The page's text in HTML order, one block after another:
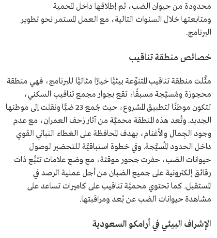
محدودة من حيوان الضب، ثم إطلاقها داخل المحمية
ومتابعتها خلال السنوات التالية، مع العمل المستمر نحو تطوير
البرنامج.
خصائص منطقة تناقيب
مثَّلت منطقة تناقيب المتنوِّعة بيئيًّا خيارًا مثاليًّا للبرنامج، فهي منطقة
محجوزة ومُسيَّجة مسبقًا، تقع بجوار مجمع تناقيب السكني،
لتكون موطنًا لتطبيق المشروع، حيث جُمع 23 ضبًّا ونقلت إلى موطنها
الجديد. وتُعد هذه المنطقة محميَّة من آثار زحف العمران، مع عدم
وجود الجِمال والأغنام، بهدف المحافظة على الغطاء النباتي القوي
داخل الحدود المُسيَّجة. وفي خطوة استباقيَّة للتحضير لوصول
حيوانات الضب، حفرت جحور موقتة، مع وضع علامات تتبُّع ذات
رقائق إلكترونية على جميع الضبان من أجل عملية الرصد في
المستقبل. كما تحتوي محميَّة تناقيب على كاميرات تساعد على
مشاهدة حيوانات الضب عن بُعد ومراقبتها.
الإشراف البيئي في أرامكو السعودية